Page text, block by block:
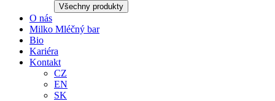
Všechny produkty
O nás
Milko Mléčný bar
Bio
Kariéra
Kontakt
CZ
EN
SK